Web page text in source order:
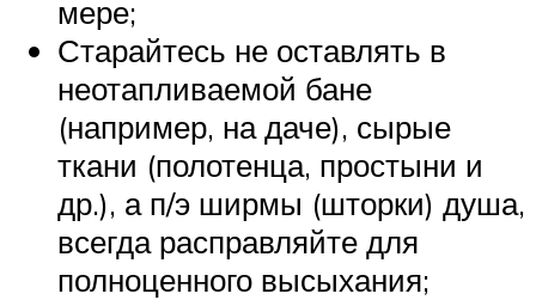
мере;
Старайтесь не оставлять в
неотапливаемой бане
(например, на даче), сырые
ткани (полотенца, простыни и
др.), а п/э ширмы (шторки) душа,
всегда расправляйте для
полноценного высыхания;